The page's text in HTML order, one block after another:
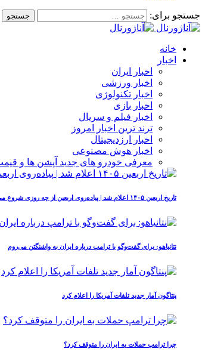
جستجو برای:
خانه
اخبار
اخبار ایران
اخبار ورزشی
اخبار تکنولوژی
اخبار بازی
اخبار فیلم و سریال
ترند ترین اخبار امروز
اخبار ارزدیجیتال
اخبار هوش مصنوعی
معرفی خودرو های جدید آپشن‌ ها و
تاریخ اربعین ۱۴۰۵ اعلام شد | پیاده‌روی اربعین از چه روزی شروع می‌ شود؟
نتانیاهو: برای گفت‌وگو با ترامپ درباره ایران به واشنگتن می‌روم
پنتاگون آمار جدید تلفات آمریکا را اعلام کرد
چرا ترامپ حملات به ایران را متوقف کرد؟